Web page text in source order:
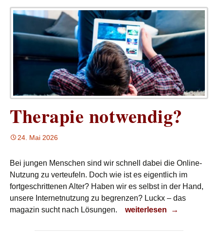
Therapie notwendig?
24. Mai 2026
Bei jungen Menschen sind wir schnell dabei die Online-
Nutzung zu verteufeln. Doch wie ist es eigentlich im
fortgeschrittenen Alter? Haben wir es selbst in der Hand,
unsere Internetnutzung zu begrenzen? Luckx – das
magazin sucht nach Lösungen.
Therapie notwendig?
weiterlesen →